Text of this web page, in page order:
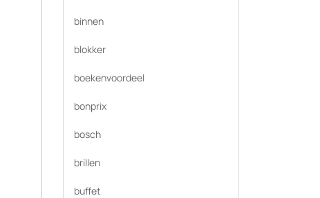
binnen
blokker
boekenvoordeel
bonprix
bosch
brillen
buffet